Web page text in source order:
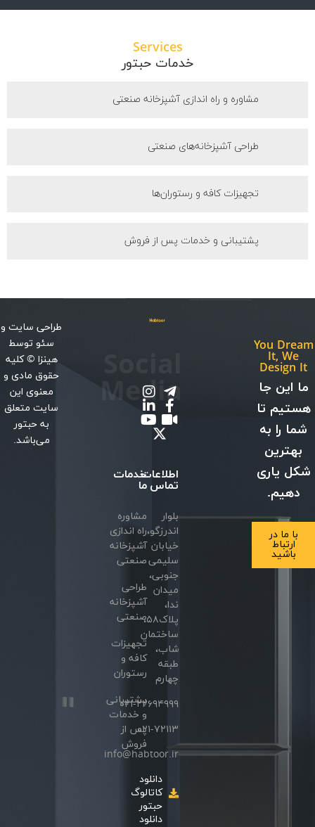
Services
خدمات حبتور
مشاوره و راه اندازی آشپزخانه صنعتی
طراحی آشپزخانه‌های صنعتی
تجهیزات کافه و رستوران‌ها
پشتیبانی و خدمات پس از فروش
You Dream
It, We
Design It
ما این جا
هستیم تا
شما را به
بهترین
شکل یاری
دهیم.
با ما در
ارتباط
باشید
اطلاعات
تماس
بلوار
اندرزگو،
خیابان
سلیمی
جنوبی،
میدان
ندا،
پلاک۵۸،
ساختمان
شاب،
طبقه
چهارم
۰۲۱-۲۲۶۹۴۹۹۹
۰۲۱-۷۲۱۱۳
info@habtoor.ir
دانلود
کاتالوگ
حبتور
دانلود
Media
خدمات
ما
مشاوره
راه اندازی
آشپزخانه
صنعتی
طراحی
آشپزخانه
صنعتی
تجهیزات
کافه و
رستوران
پشتیبانی
و خدمات
پس از
فروش
طراحی سایتو
سئوتوسط
هینزا © کلیه
حقوق مادی و
معنوی این
سایت متعلق
به حبتور
می‌باشد.